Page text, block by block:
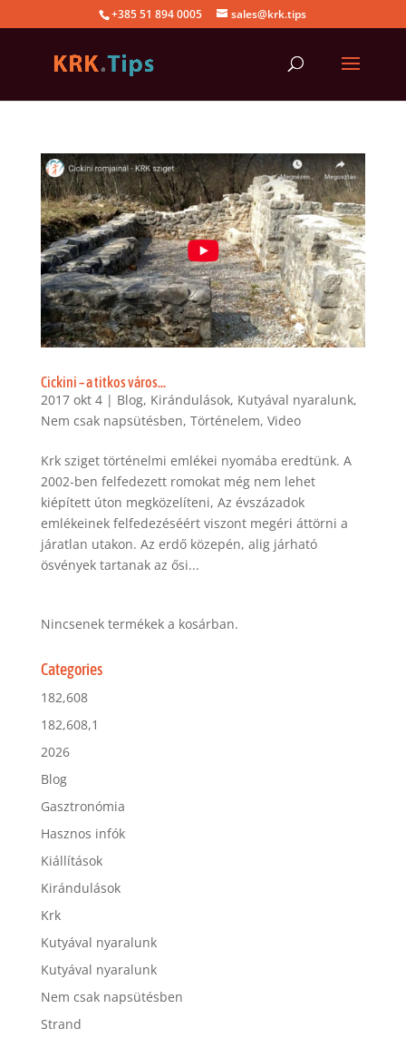
+385 51 894 0005 sales@krk.tips
Cickini – a titkos város…
2017 okt 4| Blog, Kirándulások, Kutyával nyaralunk,
Nem csak napsütésben, Történelem, Video
Krk sziget történelmi emlékei nyomába eredtünk. A
2002-ben felfedezett romokat még nem lehet
kiépített úton megközelíteni, Az évszázadok
emlékeinek felfedezéséért viszont megéri áttörni a
járatlan utakon. Az erdő közepén, alig járható
ösvények tartanak az ősi...
Nincsenek termékek a kosárban.
Categories
182,608
182,608,1
2026
Blog
Gasztronómia
Hasznos infók
Kiállítások
Kirándulások
Krk
Kutyával nyaralunk
Kutyával nyaralunk
Nem csak napsütésben
Strand